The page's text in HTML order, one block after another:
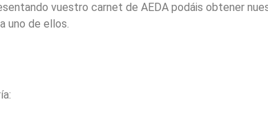
vuestro carnet de AEDA podáis obtener
uno de ellos.